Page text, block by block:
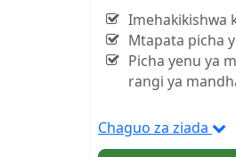
Imehakikishwa
Mtapata picha
Picha yenu ya
rangi ya
Chaguo za ziada